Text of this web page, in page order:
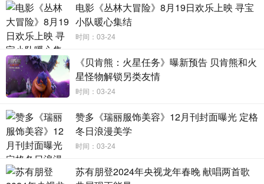
春朝气。此外，首轮官宣阵容中王劲松、姚安濂等前辈戏骨
的加盟也让这部热血谍战剧有了质感的保障。
在美术设计方面，《薄冰》力邀张艺谋的御用美术师霍廷霄
为剧集的视觉审美保驾护航；造型设计上，则由负责过《黎
明之前》《成化十四年》《两世欢》的著名造型师何茜亲自
操刀，为角色打造符合自身特点的造型，为深重谍海增色。
该剧由浙江晟喜华视文化传媒有限公司、芒果TV，千乘
影视股份有限公司等出品。该剧昨日官宣后掀起热议，观众
对目前的演员阵容如何诠释热血谍战拭目以待。
电影《丛林大冒险》8月19日欢乐上映 寻宝
小队暖心集结
时间：03-24
《贝肯熊：火星任务》曝新预告 贝肯熊和火
星怪物解锁另类友情
时间：03-24
赞多《瑞丽服饰美容》12月刊封面曝光 定格
冬日浪漫美学
时间：03-24
苏有朋登2024年央视龙年春晚 献唱两首歌